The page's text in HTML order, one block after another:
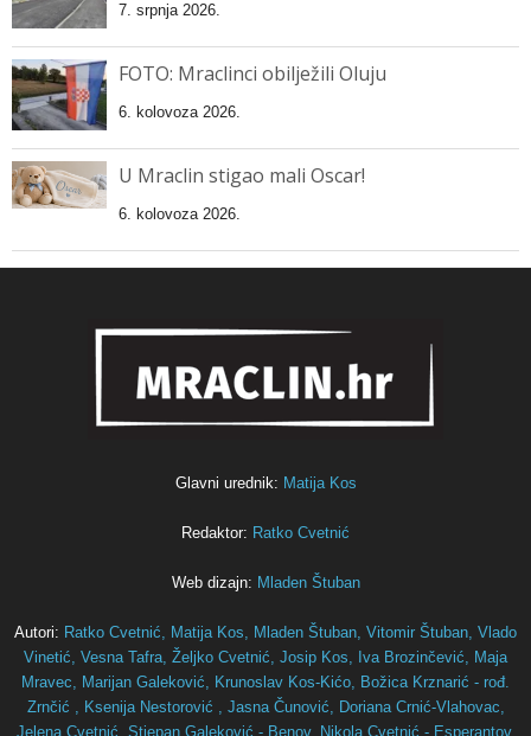
7. srpnja 2026.
FOTO: Mraclinci obilježili Oluju
6. kolovoza 2026.
U Mraclin stigao mali Oscar!
6. kolovoza 2026.
Glavni urednik: Matija Kos
Redaktor: Ratko Cvetnić
Web dizajn: Mladen Štuban
Autori: Ratko Cvetnić, Matija Kos, Mladen Štuban, Vitomir Štuban, Vlado
Vinetić, Vesna Tafra, Željko Cvetnić, Josip Kos, Iva Brozinčević, Maja
Mravec, Marijan Galeković, Krunoslav Kos-Kićo, Božica Krznarić - rođ.
Zrnčić , Ksenija Nestorović , Jasna Čunović, Doriana Crnić-Vlahovac,
Jelena Cvetnić, Stjepan Galeković - Benov, Nikola Cvetnić - Esperantov,